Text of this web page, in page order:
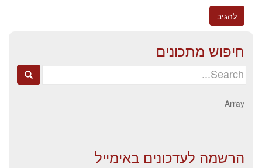
חיפוש מתכונים
Search
Array
הרשמה לעדכונים באימייל